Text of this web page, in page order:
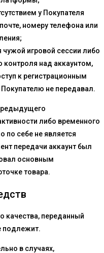
у Покупателя
номеру телефона или
игровой сессии либо
контроля над аккаунтом,
к регистрационным
не передавал.
либо временного
по себе не является
передачи аккаунт был
основным
товара.
переданный
подлежит.
в случаях,